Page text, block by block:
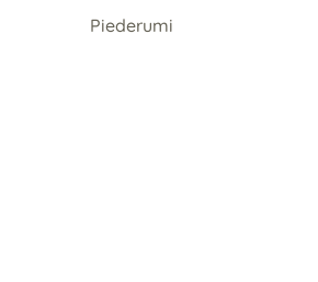
Piederumi